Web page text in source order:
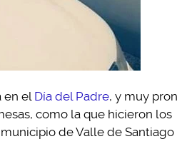
en el Día del Padre, y muy
como la que hicieron los
de Valle de Santiago